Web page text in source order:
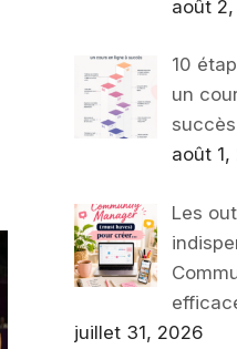
août
10
un
succès
août
Les
juillet 31, 2026